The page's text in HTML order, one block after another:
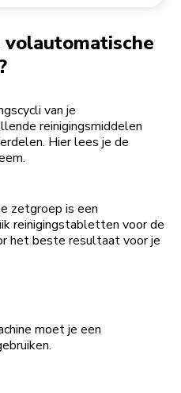
van je
reinigingsmiddelen
Hier lees je de
zetgroep is een
reinigingstabletten voor de
het beste resultaat voor je
moet je een